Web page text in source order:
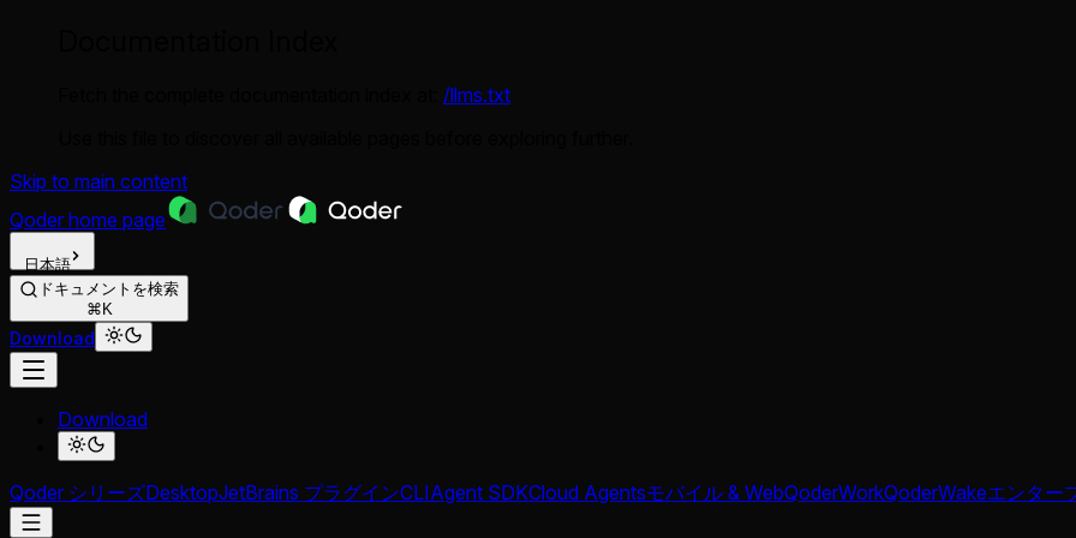
/llms.txt
Skip to main content
Qoder home page
日本語
ドキュメントを検索
⌘K
Download
Download
Qoder シリーズDesktopJetBrains プラグインCLIAgent SDKCloud Agentsモバイル & WebQoderWorkQoderWakeエンター